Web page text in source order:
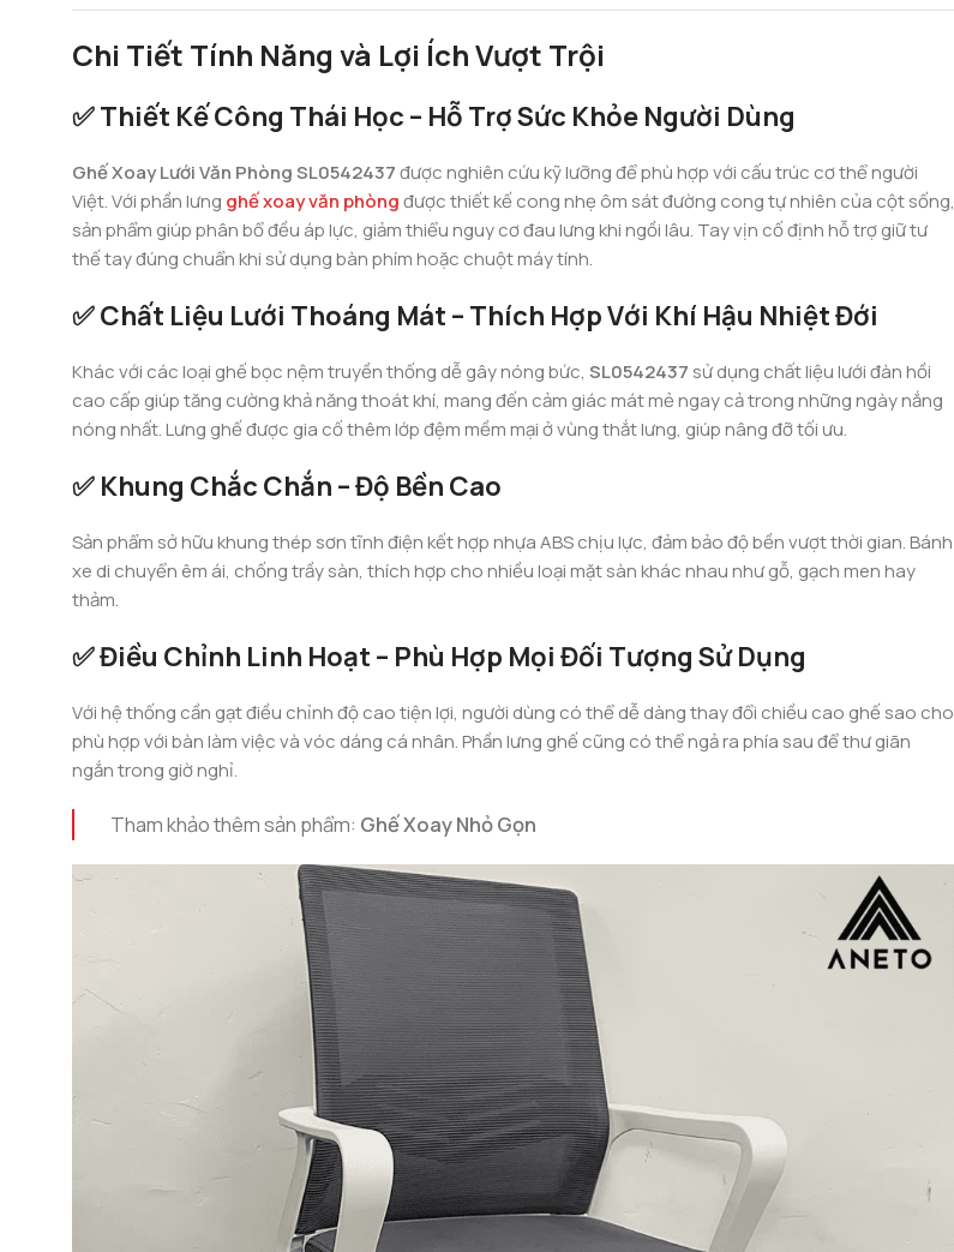
Chi Tiết Tính Năng và Lợi Ích Vượt Trội
✅ Thiết Kế Công Thái Học – Hỗ Trợ Sức Khỏe Người Dùng
Ghế Xoay Lưới Văn Phòng SL0542437được nghiên cứu kỹ lưỡng để phù hợp với cấu trúc cơ thể người
Việt. Với phần lưng ghế xoay văn phòngđược thiết kế cong nhẹ ôm sát đường cong tự nhiên của cột sống,
sản phẩm giúp phân bổ đều áp lực, giảm thiểu nguy cơ đau lưng khi ngồi lâu. Tay vịn cố định hỗ trợ giữ tư
thế tay đúng chuẩn khi sử dụng bàn phím hoặc chuột máy tính.
✅ Chất Liệu Lưới Thoáng Mát – Thích Hợp Với Khí Hậu Nhiệt Đới
Khác với các loại ghế bọc nệm truyền thống dễ gây nóng bức, SL0542437 sử dụng chất liệu lưới đàn hồi
cao cấp giúp tăng cường khả năng thoát khí, mang đến cảm giác mát mẻ ngay cả trong những ngày nắng
nóng nhất. Lưng ghế được gia cố thêm lớp đệm mềm mại ở vùng thắt lưng, giúp nâng đỡ tối ưu.
✅ Khung Chắc Chắn – Độ Bền Cao
Sản phẩm sở hữu khung thép sơn tĩnh điện kết hợp nhựa ABS chịu lực, đảm bảo độ bền vượt thời gian. Bánh
xe di chuyển êm ái, chống trầy sàn, thích hợp cho nhiều loại mặt sàn khác nhau như gỗ, gạch men hay
thảm.
✅ Điều Chỉnh Linh Hoạt – Phù Hợp Mọi Đối Tượng Sử Dụng
Với hệ thống cần gạt điều chỉnh độ cao tiện lợi, người dùng có thể dễ dàng thay đổi chiều cao ghế sao cho
phù hợp với bàn làm việc và vóc dáng cá nhân. Phần lưng ghế cũng có thể ngả ra phía sau để thư giãn
ngắn trong giờ nghỉ.
Tham khảo thêm sản phẩm: Ghế Xoay Nhỏ Gọn